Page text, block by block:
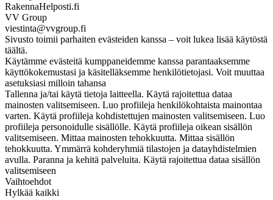
RakennaHelposti.fi
VV Group
viestinta@vvgroup.fi
Sivusto toimii parhaiten evästeiden kanssa – voit lukea lisää käytöstä
täältä.
Käytämme evästeitä kumppaneidemme kanssa parantaaksemme
käyttökokemustasi ja käsitelläksemme henkilötietojasi. Voit muuttaa
asetuksiasi milloin tahansa
Tallenna ja/tai käytä tietoja laitteella. Käytä rajoitettua dataa
mainosten valitsemiseen. Luo profiileja henkilökohtaista mainontaa
varten. Käytä profiileja kohdistettujen mainosten valitsemiseen. Luo
profiileja personoidulle sisällölle. Käytä profiileja oikean sisällön
valitsemiseen. Mittaa mainosten tehokkuutta. Mittaa sisällön
tehokkuutta. Ymmärrä kohderyhmiä tilastojen ja datayhdistelmien
avulla. Paranna ja kehitä palveluita. Käytä rajoitettua dataa sisällön
valitsemiseen
Vaihtoehdot
Hylkää kaikki